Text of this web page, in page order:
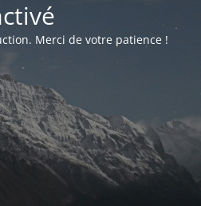
Merci de votre patience !